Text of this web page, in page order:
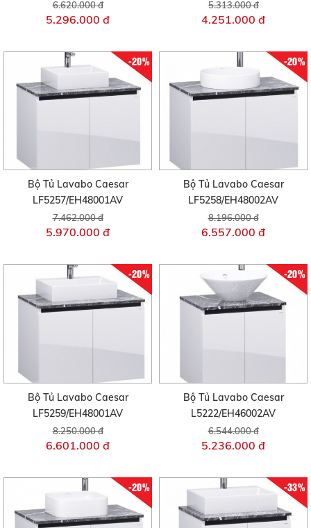
6.620.000 đ
5.296.000 đ
5.313.000 đ
4.251.000 đ
-20%
Bộ Tủ Lavabo Caesar
LF5257/EH48001AV
7.462.000 đ
5.970.000 đ
-20%
Bộ Tủ Lavabo Caesar
LF5258/EH48002AV
8.196.000 đ
6.557.000 đ
-20%
Bộ Tủ Lavabo Caesar
LF5259/EH48001AV
8.250.000 đ
6.601.000 đ
-20%
Bộ Tủ Lavabo Caesar
L5222/EH46002AV
6.544.000 đ
5.236.000 đ
-20% -33%